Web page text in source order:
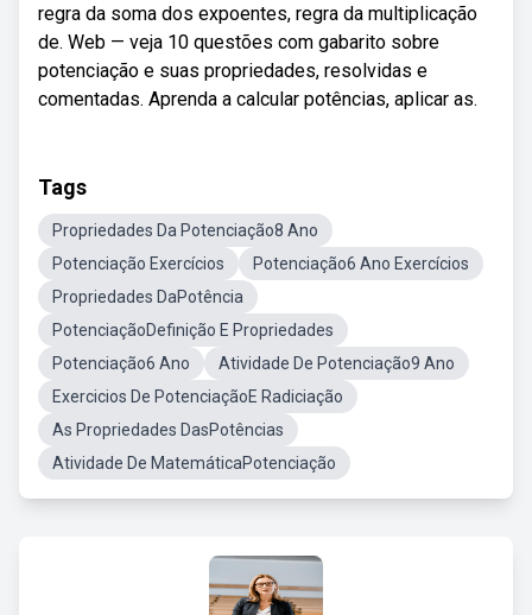
regra da soma dos expoentes, regra da multiplicação
de. Web — veja 10 questões com gabarito sobre
potenciação e suas propriedades, resolvidas e
comentadas. Aprenda a calcular potências, aplicar as.
Tags
Propriedades Da Potenciação8 Ano
Potenciação Exercícios
Potenciação6 Ano Exercícios
Propriedades DaPotência
PotenciaçãoDefinição E Propriedades
Potenciação6 Ano
Atividade De Potenciação9 Ano
Exercicios De PotenciaçãoE Radiciação
As Propriedades DasPotências
Atividade De MatemáticaPotenciação